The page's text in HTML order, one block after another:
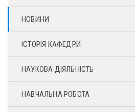
НОВИНИ
ІСТОРІЯ КАФЕДРИ
НАУКОВА ДІЯЛЬНІСТЬ
НАВЧАЛЬНА РОБОТА